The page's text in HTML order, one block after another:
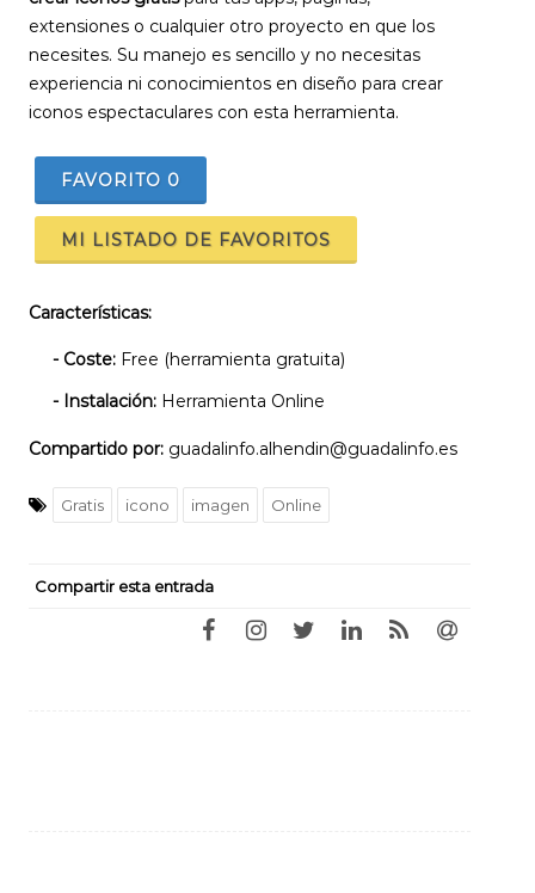
extensiones o cualquier otro proyecto en que los
necesites. Su manejo es sencillo y no necesitas
experiencia ni conocimientos en diseño para crear
iconos espectaculares con esta herramienta.
FAVORITO 0
MI LISTADO DE FAVORITOS
Características:
- Coste: Free (herramienta gratuita)
- Instalación: Herramienta Online
Compartido por: guadalinfo.alhendin@guadalinfo.es
Gratis icono imagen Online
Compartir esta entrada